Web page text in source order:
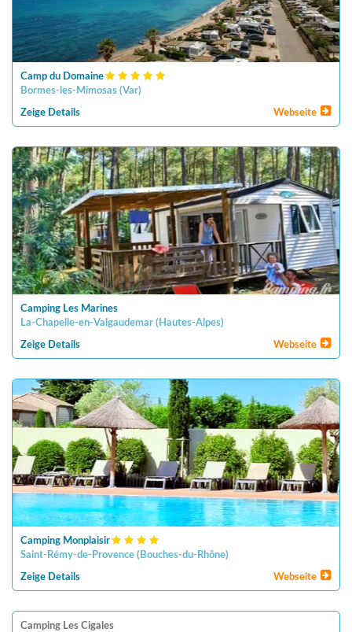
Camp du Domaine
Bormes-les-Mimosas (Var)
Zeige Details Webseite
Camping Les Marines
La-Chapelle-en-Valgaudemar ( Hautes-Alpes)
Zeige Details Webseite
Camping Monplaisir
Saint-Rémy-de-Provence ( Bouches-du-Rhône)
Zeige Details Webseite
Camping Les Cigales